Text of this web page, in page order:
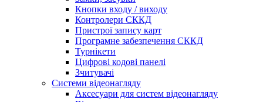
Кнопки входу / виходу
Контролери СККД
Пристрої запису карт
Програмне забезпечення СККД
Турнікети
Цифрові кодові панелі
Зчитувачі
Системи відеонагляду
Аксесуари для систем відеонагляду